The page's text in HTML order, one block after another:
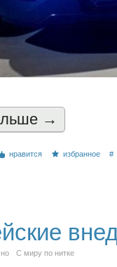
→
нравится избранное #
С миру по нитке